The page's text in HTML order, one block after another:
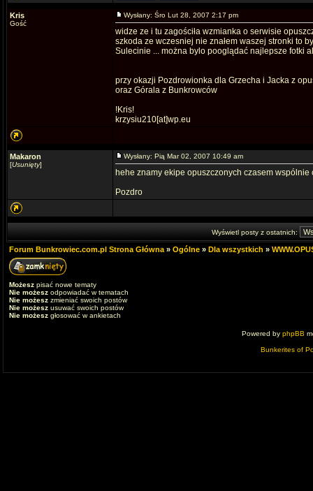
Kris
Gość
Wysłany: Śro Lut 28, 2007 2:17 pm
widze ze i tu zagościła wzmianka o serwisie
szkoda ze wczesniej nie znałem waszej stronki to
Sulecinie ... można bylo pooglądać najlepsze fotki
przy okazji Pozdrowionka dla Grzecha i Jacka z
oraz Górala z Bunkrowców
!Kris!
krzysiu210[at]wp.eu
Makaron
[Usunięty]
Wysłany: Pią Mar 02, 2007 10:49 am
hehe znamy ekipe opuszczonych czasem wspólnie
Pozdro
Wyświetl posty z ostatnich:
Forum Bunkrowiec.com.pl Strona Główna » Ogólne » Dla wszystkich »
Możesz pisać nowe tematy
Nie możesz odpowiadać w tematach
Nie możesz zmieniać swoich postów
Nie możesz usuwać swoich postów
Nie możesz głosować w ankietach
Powered by phpBB
Bunkerites of